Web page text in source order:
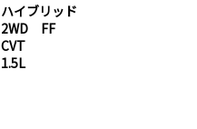
ハイブリッド
2WD FF
CVT
1.5L